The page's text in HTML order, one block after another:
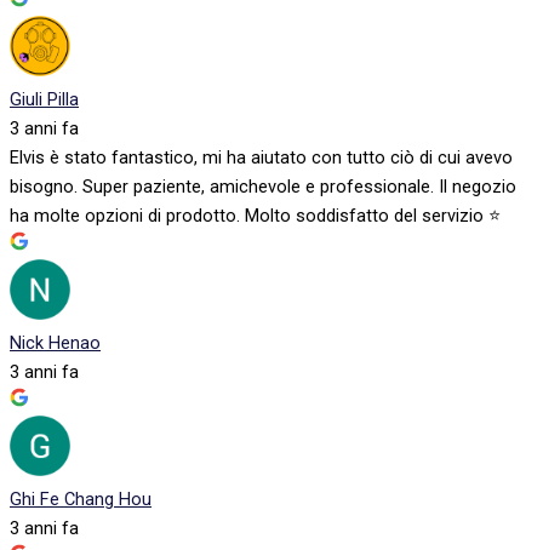
Giuli Pilla
3 anni fa
Elvis è stato fantastico, mi ha aiutato con tutto ciò di cui avevo
bisogno. Super paziente, amichevole e professionale. Il negozio
ha molte opzioni di prodotto. Molto soddisfatto del servizio ⭐️
Nick Henao
3 anni fa
Ghi Fe Chang Hou
3 anni fa